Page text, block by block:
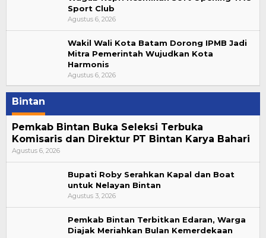
Sport Club
Agustus 6, 2026
Wakil Wali Kota Batam Dorong IPMB Jadi
Mitra Pemerintah Wujudkan Kota
Harmonis
Agustus 6, 2026
Bintan
Pemkab Bintan Buka Seleksi Terbuka
Komisaris dan Direktur PT Bintan Karya Bahari
Agustus 6, 2026
Bupati Roby Serahkan Kapal dan Boat
untuk Nelayan Bintan
Agustus 3, 2026
Pemkab Bintan Terbitkan Edaran, Warga
Diajak Meriahkan Bulan Kemerdekaan